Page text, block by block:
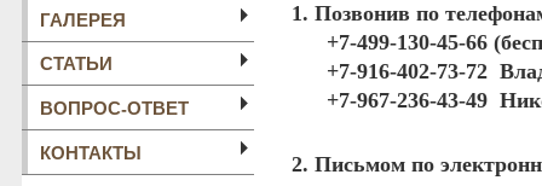
ГАЛЕРЕЯ
СТАТЬИ
ВОПРОС-ОТВЕТ
КОНТАКТЫ
Позвонив по
+7-499-130-45-66
+7-916-402-73-72
+7-967-236-43-49
Письмом по